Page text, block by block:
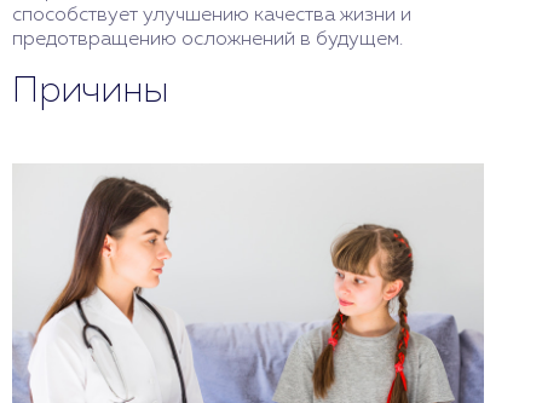
способствует улучшению качества жизни и
предотвращению осложнений в будущем.
Причины